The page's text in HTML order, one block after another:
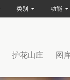
护花山庄 图
类别 功能